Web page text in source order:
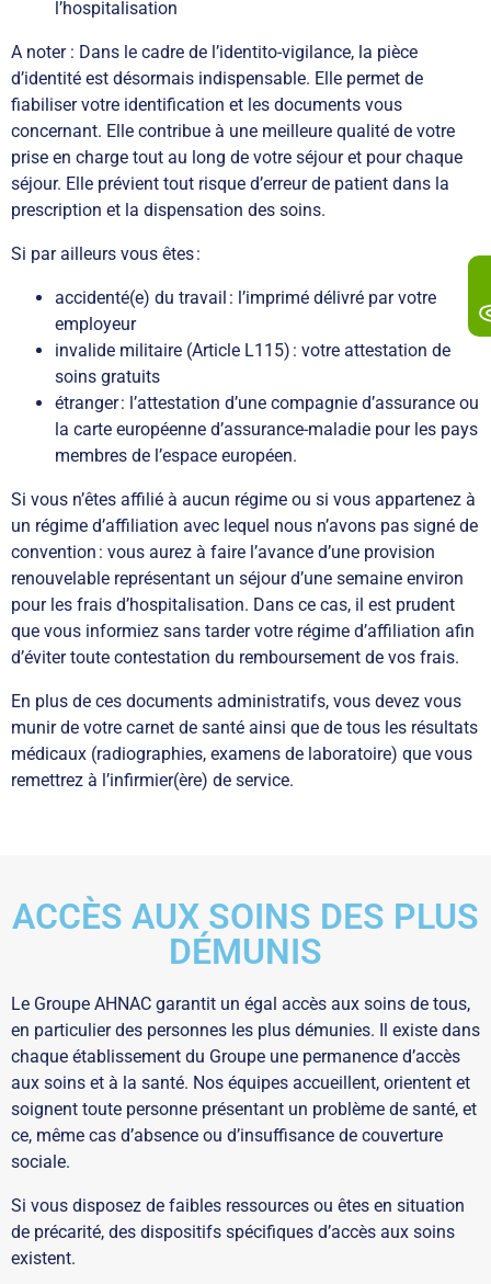
l’hospitalisation
A noter : Dans le cadre de l’identito-vigilance, la pièce
d’identité est désormais indispensable. Elle permet de
fiabiliser votre identification et les documents vous
concernant. Elle contribue à une meilleure qualité de votre
prise en charge tout au long de votre séjour et pour chaque
séjour. Elle prévient tout risque d’erreur de patient dans la
prescription et la dispensation des soins.
Si par ailleurs vous êtes :
accidenté(e) du travail : l’imprimé délivré par votre
employeur
invalide militaire (Article L115) : votre attestation de
soins gratuits
étranger : l’attestation d’une compagnie d’assurance ou
la carte européenne d’assurance-maladie pour les pays
membres de l’espace européen.
Si vous n’êtes affilié à aucun régime ou si vous appartenez à
un régime d’affiliation avec lequel nous n’avons pas signé de
convention : vous aurez à faire l’avance d’une provision
renouvelable représentant un séjour d’une semaine environ
pour les frais d’hospitalisation. Dans ce cas, il est prudent
que vous informiez sans tarder votre régime d’affiliation afin
d’éviter toute contestation du remboursement de vos frais.
En plus de ces documents administratifs, vous devez vous
munir de votre carnet de santé ainsi que de tous les résultats
médicaux (radiographies, examens de laboratoire) que vous
remettrez à l’infirmier(ère) de service.
ACCÈS AUX SOINS DES PLUS
DÉMUNIS
Le Groupe AHNAC garantit un égal accès aux soins de tous,
en particulier des personnes les plus démunies. Il existe dans
chaque établissement du Groupe une permanence d’accès
aux soins et à la santé. Nos équipes accueillent, orientent et
soignent toute personne présentant un problème de santé, et
ce, même cas d’absence ou d’insuffisance de couverture
sociale.
Si vous disposez de faibles ressources ou êtes en situation
de précarité, des dispositifs spécifiques d’accès aux soins
existent.